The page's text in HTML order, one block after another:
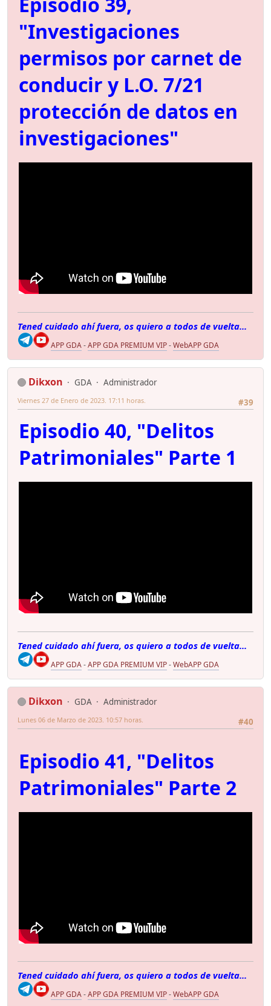
"Investigaciones
permisos por carnet de
conducir y L.O. 7/21
protección de datos en
investigaciones"
Tened cuidado ahí fuera, os quiero a todos de vuelta...
APP GDA-APP GDA PREMIUM VIP-WebAPP GDA
Dikxon GDA
Administrador
#39
Viernes 27 de Enero de 2023. 17:11 horas.
Episodio 40, "Delitos
Patrimoniales" Parte 1
Tened cuidado ahí fuera, os quiero a todos de vuelta...
APP GDA-APP GDA PREMIUM VIP-WebAPP GDA
Dikxon GDA
Administrador
#40
Lunes 06 de Marzo de 2023. 10:57 horas.
Episodio 41, "Delitos
Patrimoniales" Parte 2
Tened cuidado ahí fuera, os quiero a todos de vuelta...
APP GDA-APP GDA PREMIUM VIP-WebAPP GDA